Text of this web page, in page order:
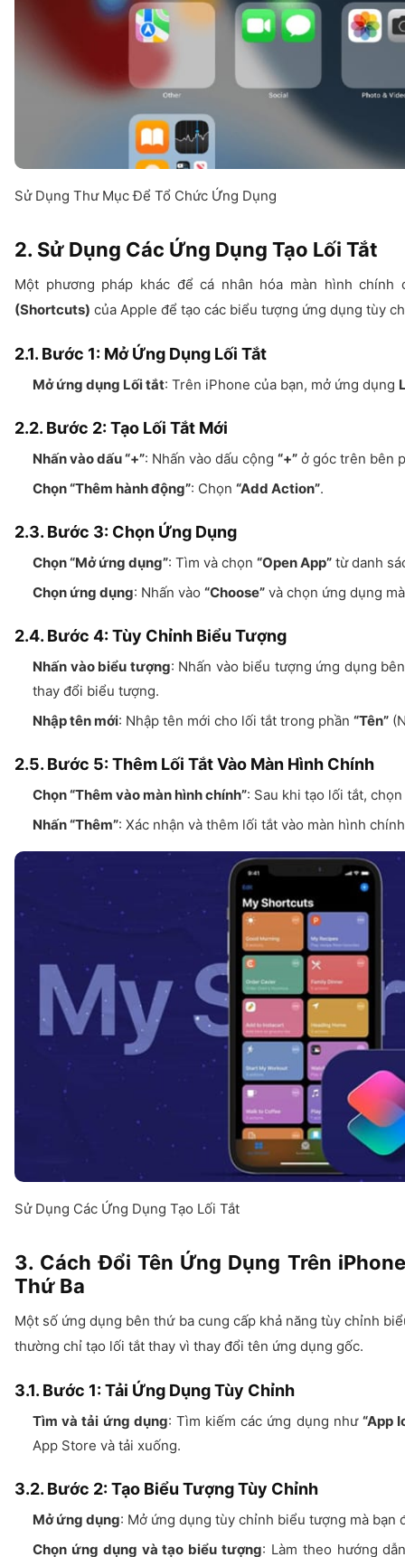
Sử Dụng Thư Mục Để Tổ Chức Ứng Dụng
2. Sử Dụng Các Ứng Dụng Tạo Lối Tắt
Một phương pháp khác để cá nhân hóa màn hình
(Shortcuts) của Apple để tạo các biểu tượng ứng dụng tùy
2.1. Bước 1: Mở Ứng Dụng Lối Tắt
Mở ứng dụng Lối tắt: Trên iPhone của bạn, mở ứng dụng
2.2. Bước 2: Tạo Lối Tắt Mới
Nhấn vào dấu “+”: Nhấn vào dấu cộng “+” ở góc trên bên
Chọn “Thêm hành động”: Chọn “Add Action”.
2.3. Bước 3: Chọn Ứng Dụng
Chọn “Mở ứng dụng”: Tìm và chọn “Open App” từ danh
Chọn ứng dụng: Nhấn vào “Choose” và chọn ứng dụng
2.4. Bước 4: Tùy Chỉnh Biểu Tượng
Nhấn vào biểu tượng: Nhấn vào biểu tượng ứng dụng
thay đổi biểu tượng.
Nhập tên mới: Nhập tên mới cho lối tắt trong phần “Tên”
2.5. Bước 5: Thêm Lối Tắt Vào Màn Hình Chính
Chọn “Thêm vào màn hình chính”: Sau khi tạo lối tắt, chọn
Nhấn “Thêm”: Xác nhận và thêm lối tắt vào màn hình
Sử Dụng Các Ứng Dụng Tạo Lối Tắt
3. Cách Đổi Tên Ứng Dụng Trên
Thứ Ba
Một số ứng dụng bên thứ ba cung cấp khả năng tùy chỉnh
thường chỉ tạo lối tắt thay vì thay đổi tên ứng dụng gốc.
3.1. Bước 1: Tải Ứng Dụng Tùy Chỉnh
Tìm và tải ứng dụng: Tìm kiếm các ứng dụng như “App
App Store và tải xuống.
3.2. Bước 2: Tạo Biểu Tượng Tùy Chỉnh
Mở ứng dụng: Mở ứng dụng tùy chỉnh biểu tượng mà bạn
Chọn ứng dụng và tạo biểu tượng: Làm theo hướng